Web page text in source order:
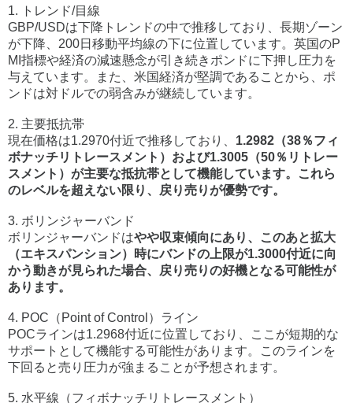
1. トレンド/目線
GBP/USDは下降トレンドの中で推移しており、長期ゾーン
が下降、200日移動平均線の下に位置しています。英国のP
MI指標や経済の減速懸念が引き続きポンドに下押し圧力を
与えています。また、米国経済が堅調であることから、ポ
ンドは対ドルでの弱含みが継続しています。
2. 主要抵抗帯
現在価格は1.2970付近で推移しており、 1.2982（38％フィ
ボナッチリトレースメント）および1.3005（50％リトレー
スメント）が主要な抵抗帯として機能しています。これら
のレベルを超えない限り、戻り売りが優勢です。
3. ボリンジャーバンド
ボリンジャーバンドはやや収束傾向にあり、このあと拡大
（エキスパンション）時にバンドの上限が1.3000付近に向
かう動きが見られた場合、戻り売りの好機となる可能性が
あります。
4. POC（Point of Control）ライン
POCラインは1.2968付近に位置しており、ここが短期的な
サポートとして機能する可能性があります。このラインを
下回ると売り圧力が強まることが予想されます。
5. 水平線（フィボナッチリトレースメント）